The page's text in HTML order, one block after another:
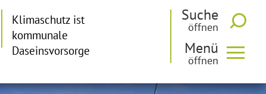
Suche
Menü
Klimaschutz ist
kommunale
Daseinsvorsorge